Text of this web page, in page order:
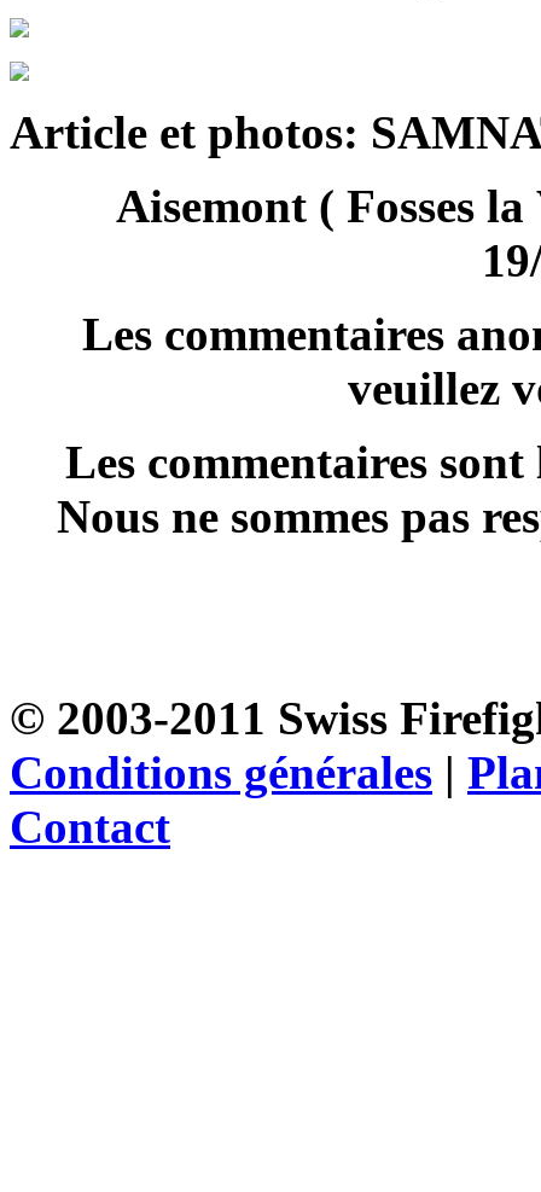
Article et photos:
Aisemont ( Fosses
Les commentaires
veuillez
Les commentaires
Nous ne sommes pas
© 2003-2011 Swiss
Conditions générales |
Contact